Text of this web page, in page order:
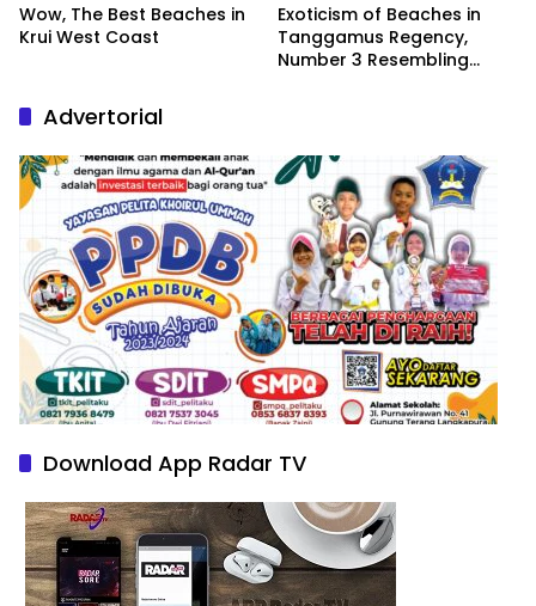
Wow, The Best Beaches in
Krui West Coast
Exoticism of Beaches in
Tanggamus Regency,
Number 3 Resembling
Advertorial
Download App Radar TV